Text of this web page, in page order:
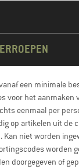
een minimale
voor het aanmaken
eenmaal per
op artikelen uit de
Kan niet worden
worden
doorgegeven of